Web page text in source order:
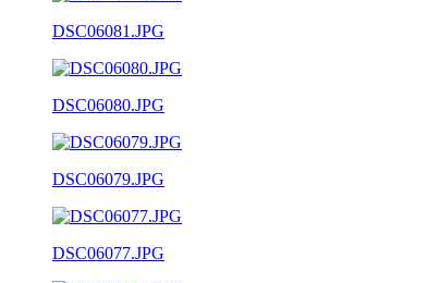
DSC06081.JPG
DSC06080.JPG
DSC06079.JPG
DSC06077.JPG